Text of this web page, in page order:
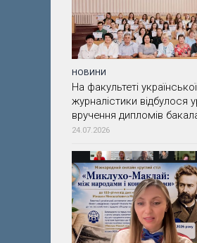
НОВИНИ
На факультеті
журналістики відбулося
вручення дипломів
24.07.2026